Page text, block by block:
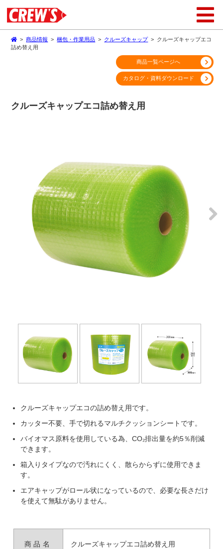
>商品情報 >梱包・作業用品 > クルーズキャップ> クルーズキャップエコ
詰め替え用
クルーズキャップエコ詰め替え用
商品一覧ページへ
カタログ・資料ダウンロード
クルーズキャップエコの詰め替え用です。
カッター不要、手で切れるマルチクッションシートです。
バイオマス原料を使用している為、CO₂排出量を約5％削減
できます。
箱入りタイプなので汚れにくく、散らからずに使用できま
す。
エアキャップがロール状になっているので、必要な長さだけ
を使えて無駄がありません。
商品名 クルーズキャップエコ詰め替え用